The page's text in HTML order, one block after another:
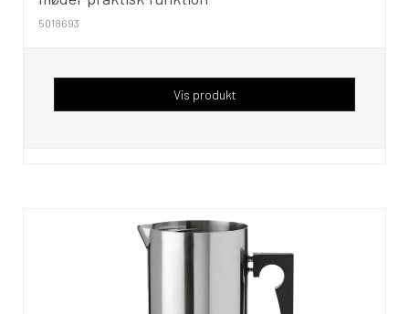
5018693
Vis produkt